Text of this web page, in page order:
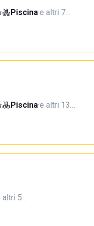
· Piscina·e altri 7…
· Piscina·e altri 13…
altri 5…